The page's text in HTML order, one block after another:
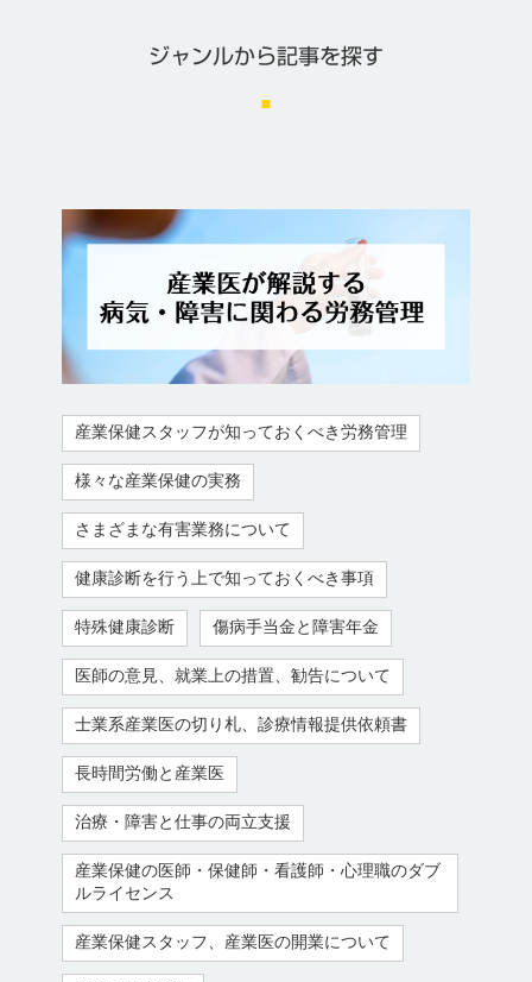
ジャンルから記事を探す
産業保健スタッフが知っておくべき労務管理
様々な産業保健の実務
さまざまな有害業務について
健康診断を行う上で知っておくべき事項
特殊健康診断 傷病手当金と障害年金
医師の意見、就業上の措置、勧告について
士業系産業医の切り札、診療情報提供依頼書
長時間労働と産業医
治療・障害と仕事の両立支援
産業保健の医師・保健師・看護師・心理職のダブ
ルライセンス
産業保健スタッフ、産業医の開業について